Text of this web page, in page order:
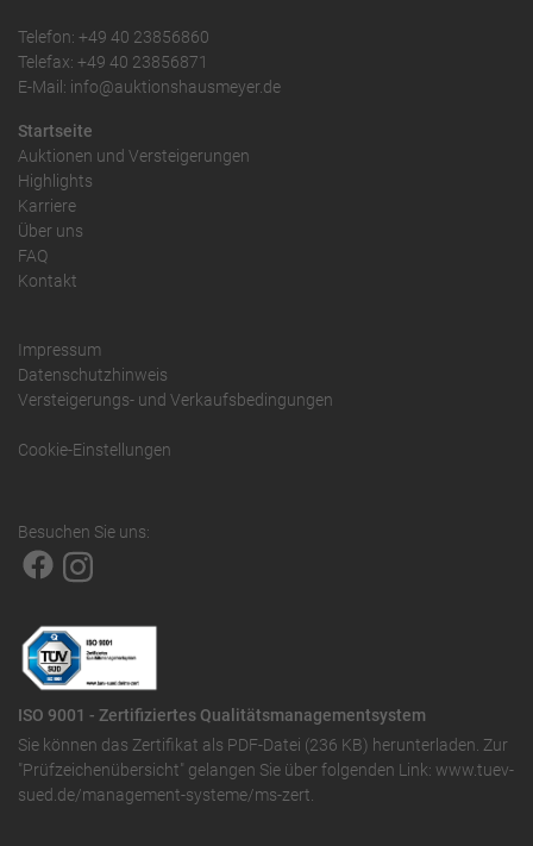
Telefon: +49 40 23856860
Telefax: +49 40 23856871
E-Mail: info@auktionshausmeyer.de
Startseite
Auktionen und Versteigerungen
Highlights
Karriere
Über uns
FAQ
Kontakt
Impressum
Datenschutzhinweis
Versteigerungs- und Verkaufsbedingungen
Cookie-Einstellungen
Besuchen Sie uns:
ISO 9001 - Zertifiziertes Qualitätsmanagementsystem
Sie können das Zertifikat als PDF-Datei (236 KB) herunterladen. Zur
"Prüfzeichenübersicht" gelangen Sie über folgenden Link: www.tuev-
sued.de/management-systeme/ms-zert